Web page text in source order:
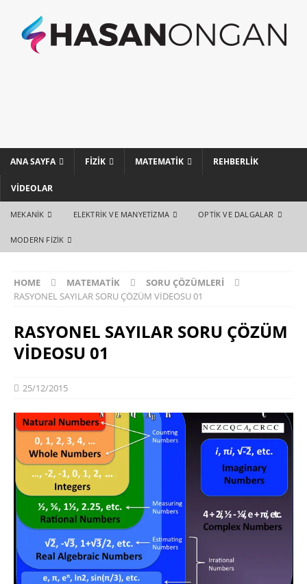
ANA SAYFA FIZIK MATEMATIK REHBERLIK
VIDEOLAR
MEKANIK ELEKTRIK VE MANYETIZMA OPTIK VE DALGALAR
MODERN FIZIK
HOME MATEMATIK
SORU ÇÖZÜMLERI
RASYONEL SAYILAR SORU ÇÖZÜM VİDEOSU 01
RASYONEL SAYILAR SORU ÇÖZÜM
VİDEOSU 01
25/12/2015